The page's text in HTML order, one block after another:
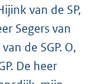
van de SP,
Segers van
de SGP. O,
De heer